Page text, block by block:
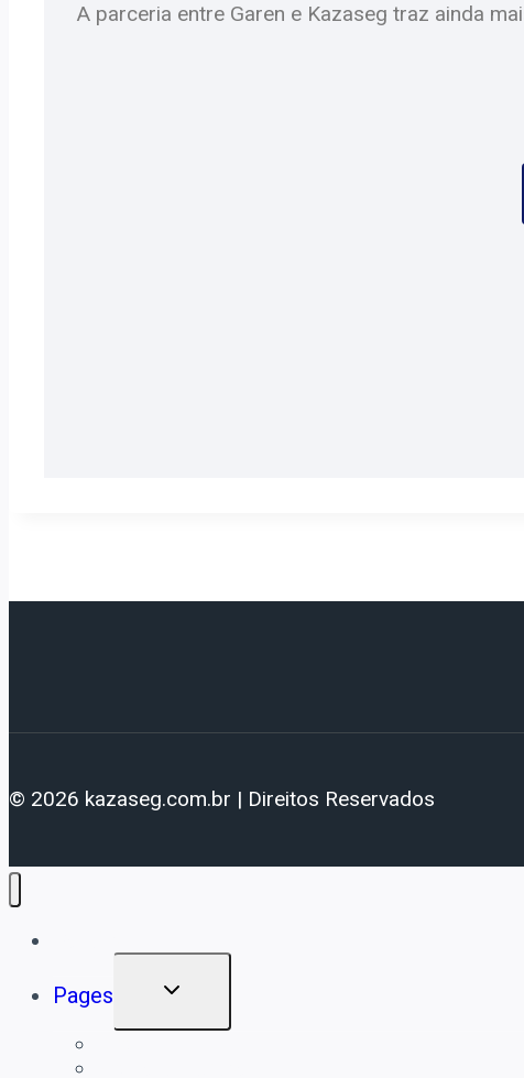
A parceria entre Garen e Kazaseg traz ainda
© 2026 kazaseg.com.br | Direitos Reservados
Pages